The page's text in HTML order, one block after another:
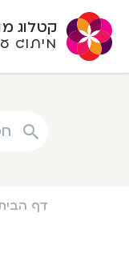
קטלוג
מיתוג
חפש מוצר
דף